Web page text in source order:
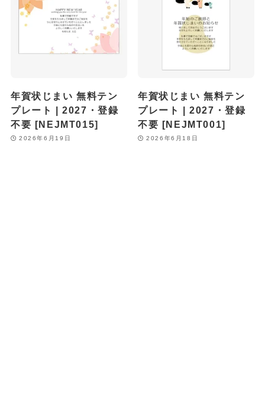
年賀状じまい 無料テン
プレート | 2027・登録
不要 [NEJMT015]
2026年6月19日
年賀状じまい 無料テン
プレート | 2027・登録
不要 [NEJMT001]
2026年6月18日